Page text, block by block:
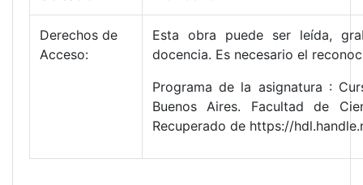
Derechos de
Acceso:
Esta obra puede ser leída,
docencia. Es necesario el
Programa de la asignatura :
Buenos Aires. Facultad de
Recuperado de https://